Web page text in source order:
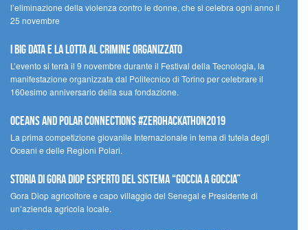
l’eliminazione della violenza contro le donne, che si celebra ogni anno il
25 novembre
I Big Data e la lotta al crimine organizzato
L’evento si terrà il 9 novembre durante il Festival della Tecnologia, la
manifestazione organizzata dal Politecnico di Torino per celebrare il
160esimo anniversario della sua fondazione.
Oceans and Polar Connections #ZEROHackathon2019
La prima competizione giovanile Internazionale in tema di tutela degli
Oceani e delle Regioni Polari.
STORIA DI GORA DIOP ESPERTO DEL SISTEMA “GOCCIA A GOCCIA”
Gora Diop agricoltore e capo villaggio del Senegal e Presidente di
un’azienda agricola locale.